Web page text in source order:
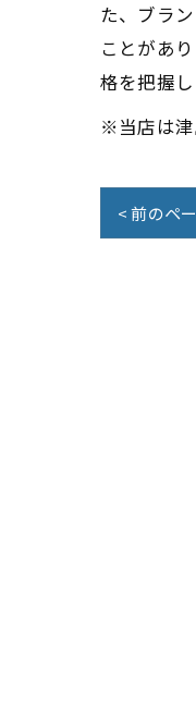
た、ブラ
ことがあ
格を把握
※当店は津
< 前のペ